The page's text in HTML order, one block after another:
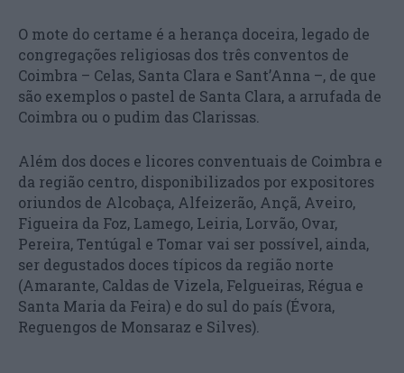
O mote do certame é a herança doceira, legado de
congregações religiosas dos três conventos de
Coimbra – Celas, Santa Clara e Sant’Anna –, de que
são exemplos o pastel de Santa Clara, a arrufada de
Coimbra ou o pudim das Clarissas.
Além dos doces e licores conventuais de Coimbra e
da região centro, disponibilizados por expositores
oriundos de Alcobaça, Alfeizerão, Ançã, Aveiro,
Figueira da Foz, Lamego, Leiria, Lorvão, Ovar,
Pereira, Tentúgal e Tomar vai ser possível, ainda,
ser degustados doces típicos da região norte
(Amarante, Caldas de Vizela, Felgueiras, Régua e
Santa Maria da Feira) e do sul do país (Évora,
Reguengos de Monsaraz e Silves).